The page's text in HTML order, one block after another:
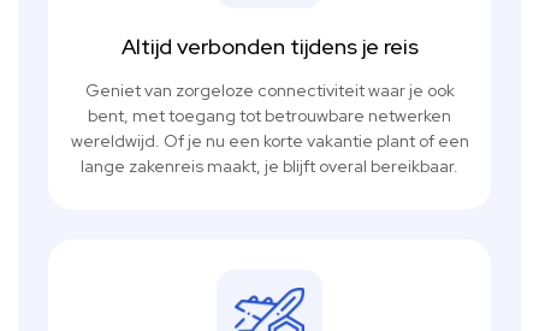
Altijd verbonden tijdens je reis
Geniet van zorgeloze connectiviteit waar je ook
bent, met toegang tot betrouwbare netwerken
wereldwijd. Of je nu een korte vakantie plant of een
lange zakenreis maakt, je blijft overal bereikbaar.